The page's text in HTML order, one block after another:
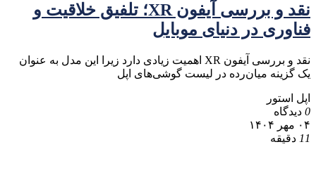
نقد و بررسی آیفون XR؛ تلفیق خلاقیت و
فناوری در دنیای موبایل
نقد و بررسی آیفون XR اهمیت زیادی دارد زیرا این مدل به عنوان
یک گزینه میان‌رده در لیست گوشی‌های اپل
اپل استور
0 دیدگاه
۰۴ مهر ۱۴۰۴
11 دقیقه